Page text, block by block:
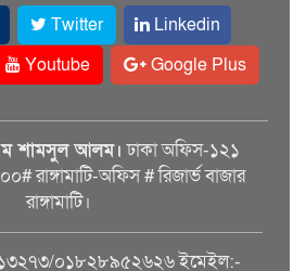
Twitter
Linkedin
Youtube Google Plus
শামসুল আলম। ঢাকা অফিস-১২১
রাঙ্গামাটি-অফিস # রিজার্ভ বাজার
রাঙ্গামাটি।
০১৮২৮৯৫২৬২৬ ইমেইল:-